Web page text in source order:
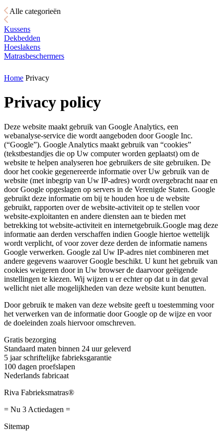
Alle categorieën
Kussens
Dekbedden
Hoeslakens
Matrasbeschermers
Home Privacy
Privacy policy
Deze website maakt gebruik van Google Analytics, een
webanalyse-service die wordt aangeboden door Google Inc.
(“Google”). Google Analytics maakt gebruik van “cookies”
(tekstbestandjes die op Uw computer worden geplaatst) om de
website te helpen analyseren hoe gebruikers de site gebruiken. De
door het cookie gegenereerde informatie over Uw gebruik van de
website (met inbegrip van Uw IP-adres) wordt overgebracht naar en
door Google opgeslagen op servers in de Verenigde Staten. Google
gebruikt deze informatie om bij te houden hoe u de website
gebruikt, rapporten over de website-activiteit op te stellen voor
website-exploitanten en andere diensten aan te bieden met
betrekking tot website-activiteit en internetgebruik.Google mag deze
informatie aan derden verschaffen indien Google hiertoe wettelijk
wordt verplicht, of voor zover deze derden de informatie namens
Google verwerken. Google zal Uw IP-adres niet combineren met
andere gegevens waarover Google beschikt. U kunt het gebruik van
cookies weigeren door in Uw browser de daarvoor geëigende
instellingen te kiezen. Wij wijzen u er echter op dat u in dat geval
wellicht niet alle mogelijkheden van deze website kunt benutten.
Door gebruik te maken van deze website geeft u toestemming voor
het verwerken van de informatie door Google op de wijze en voor
de doeleinden zoals hiervoor omschreven.
Gratis bezorging
Standaard maten binnen 24 uur geleverd
5 jaar schriftelijke fabrieksgarantie
100 dagen proefslapen
Nederlands fabricaat
Riva Fabrieksmatras®
= Nu 3 Actiedagen =
Sitemap